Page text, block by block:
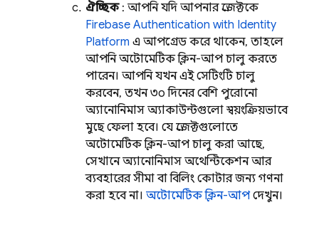
ঐচ্ছিক: আপনি যদি আপনার প্রজেক্টকে
Firebase Authentication with Identity
Platform এ আপগ্রেড করে থাকেন, তাহলে
আপনি অটোমেটিক ক্লিন-আপ চালু করতে
পারেন। আপনি যখন এই সেটিংটি চালু
করবেন, তখন ৩০ দিনের বেশি পুরোনো
অ্যানোনিমাস অ্যাকাউন্টগুলো স্বয়ংক্রিয়ভাবে
মুছে ফেলা হবে। যে প্রজেক্টগুলোতে
অটোমেটিক ক্লিন-আপ চালু করা আছে,
সেখানে অ্যানোনিমাস অথেন্টিকেশন আর
ব্যবহারের সীমা বা বিলিং কোটার জন্য গণনা
করা হবে না। অটোমেটিক ক্লিন-আপদেখুন।